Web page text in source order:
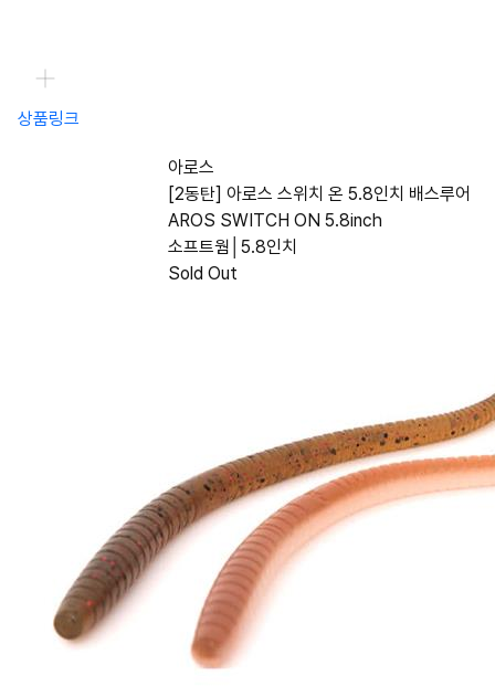
상품링크
아로스
[2동탄] 아로스 스위치 온 5.8인치 배스루어
AROS SWITCH ON 5.8inch
소프트웜│5.8인치
Sold Out